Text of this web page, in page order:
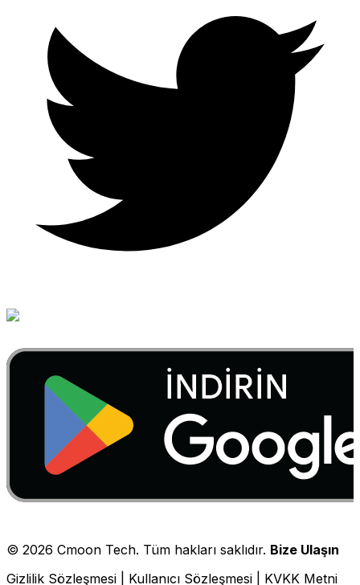
© 2026 Cmoon Tech. Tüm hakları saklıdır. Bize Ulaşın
Gizlilik Sözleşmesi
Kullanıcı Sözleşmesi KVKK Metni